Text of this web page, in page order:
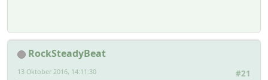
RockSteadyBeat
#21
13 Oktober 2016, 14:11:30